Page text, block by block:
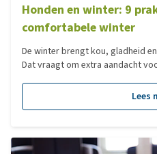
Honden en winter: 9
comfortabele winter
De winter brengt kou, gladheid
Dat vraagt om extra aandacht
comfortabel de winter door.Lees